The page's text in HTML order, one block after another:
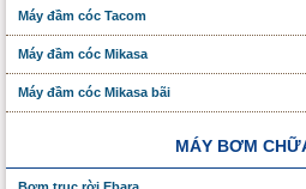
Máy đầm cóc Tacom
Máy đầm cóc Mikasa
Máy đầm cóc Mikasa bãi
MÁY BƠM